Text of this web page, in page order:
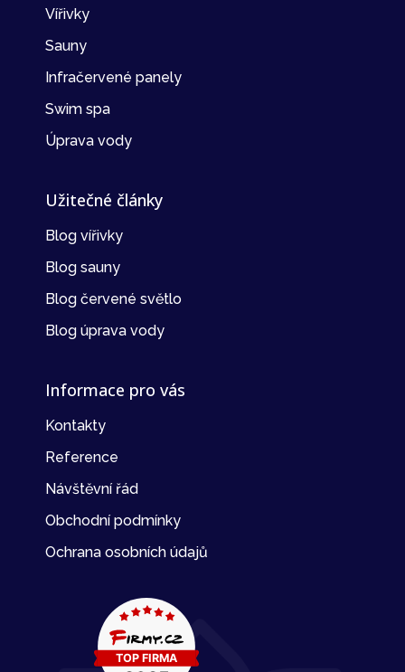
Vířivky
Sauny
Infračervené panely
Swim spa
Úprava vody
Užitečné články
Blog vířivky
Blog sauny
Blog červené světlo
Blog úprava vody
Informace pro vás
Kontakty
Reference
Návštěvní řád
Obchodní podmínky
Ochrana osobních údajů